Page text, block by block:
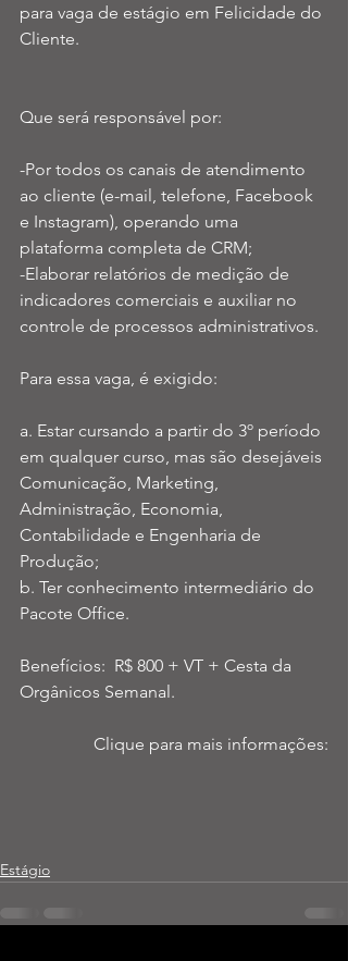
para vaga de estágio em Felicidade do
Cliente.
Que será responsável por:
-Por todos os canais de atendimento
ao cliente (e-mail, telefone, Facebook
e Instagram), operando uma
plataforma completa de CRM;
-Elaborar relatórios de medição de
indicadores comerciais e auxiliar no
controle de processos administrativos.
Para essa vaga, é exigido:
a. Estar cursando a partir do 3º período
em qualquer curso, mas são desejáveis
Comunicação, Marketing,
Administração, Economia,
Contabilidade e Engenharia de
Produção;
b. Ter conhecimento intermediário do
Pacote Office.
Benefícios:  R$ 800 + VT + Cesta da
Orgânicos Semanal.
Clique para mais informações:
Estágio